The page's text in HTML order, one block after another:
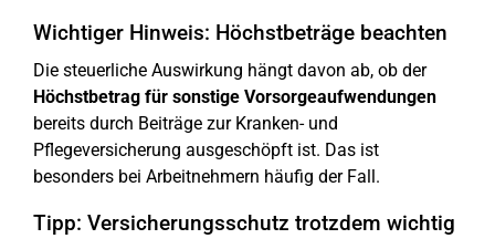
Wichtiger Hinweis: Höchstbeträge beachten
Die steuerliche Auswirkung hängt davon ab, ob der
Höchstbetrag für sonstige Vorsorgeaufwendungen
bereits durch Beiträge zur Kranken- und
Pflegeversicherung ausgeschöpft ist. Das ist
besonders bei Arbeitnehmern häufig der Fall.
Tipp: Versicherungsschutz trotzdem wichtig